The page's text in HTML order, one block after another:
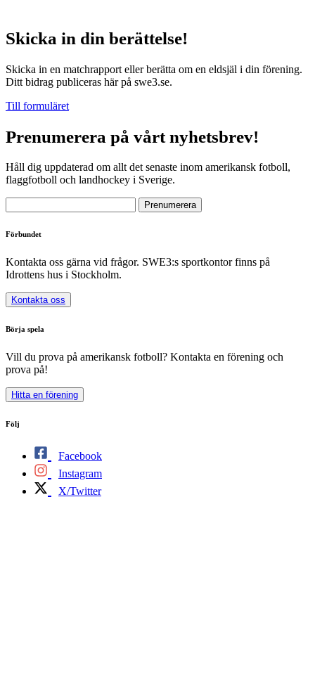
Skicka in din berättelse!
Skicka in en matchrapport eller berätta om en eldsjäl i din förening.
Ditt bidrag publiceras här på swe3.se.
Till formuläret
Prenumerera på vårt nyhetsbrev!
Håll dig uppdaterad om allt det senaste inom amerikansk fotboll,
flaggfotboll och landhockey i Sverige.
Förbundet
Kontakta oss gärna vid frågor. SWE3:s sportkontor finns på
Idrottens hus i Stockholm.
Kontakta oss
Börja spela
Vill du prova på amerikansk fotboll? Kontakta en förening och
prova på!
Hitta en förening
Följ
Facebook
Instagram
X/Twitter